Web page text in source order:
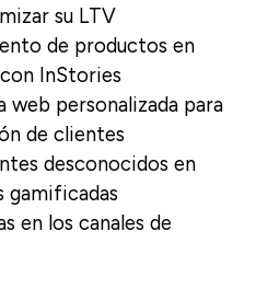
su LTV
de productos en
InStories
web personalizada para
de clientes
desconocidos en
gamificadas
en los canales de